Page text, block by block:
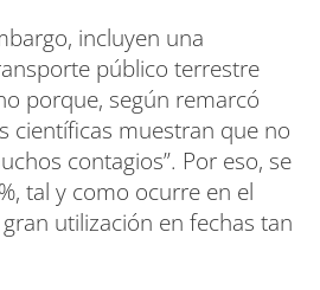
incluyen una
público terrestre
porque, según remarcó
científicas muestran que no
contagios”. Por eso, se
tal y como ocurre en el
utilización en fechas tan